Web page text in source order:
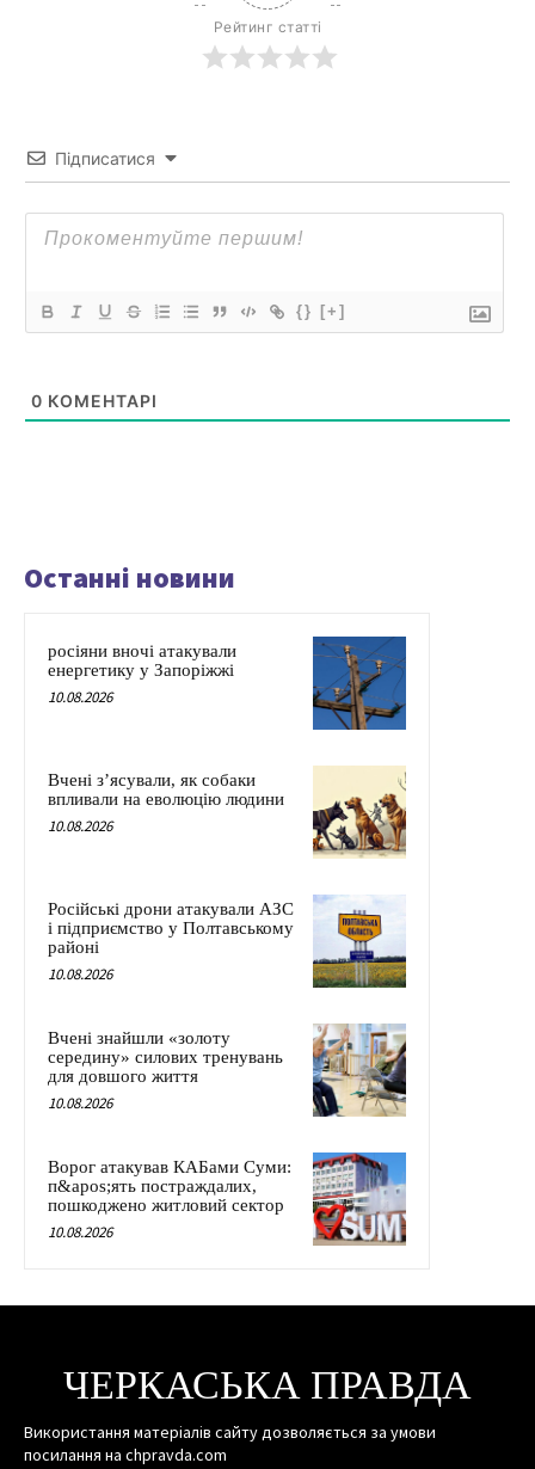
Рейтинг статті
Підписатися
{} [+]
0 КОМЕНТАРІ
Останні новини
росіяни вночі атакували
енергетику у Запоріжжі
10.08.2026
Вчені з’ясували, як собаки
впливали на еволюцію людини
10.08.2026
Російські дрони атакували АЗС
і підприємство у Полтавському
районі
10.08.2026
Вчені знайшли «золоту
середину» силових тренувань
для довшого життя
10.08.2026
Ворог атакував КАБами Суми:
п&apos;ять постраждалих,
пошкоджено житловий сектор
10.08.2026
ЧЕРКАСЬКА ПРАВДА
Використання матеріалів сайту дозволяється за умови
посилання на chpravda.com